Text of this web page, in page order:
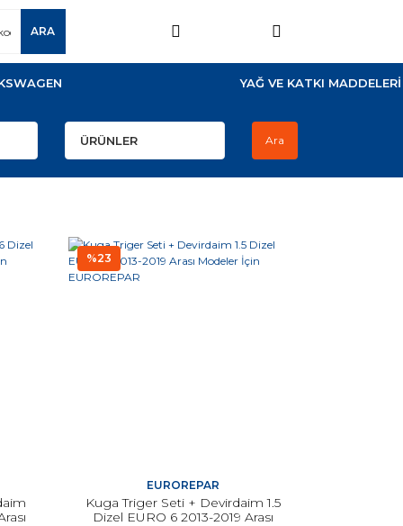
ARA
YAĞ VE KATKI MADDELERİ
Ara
%23
EUROREPAR
Kuga Triger Seti + Devirdaim 1.5
Dizel EURO 6 2013-2019 Arası